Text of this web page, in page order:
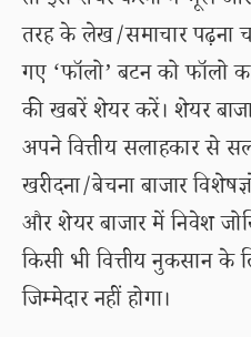
तरह के लेख/समाचार पढ़ना
गए ‘फॉलो’ बटन को फॉलो
की खबरें शेयर करें। शेयर
अपने वित्तीय सलाहकार से
खरीदना/बेचना बाजार
और शेयर बाजार में निवेश
किसी भी वित्तीय नुकसान के
जिम्मेदार नहीं होगा।